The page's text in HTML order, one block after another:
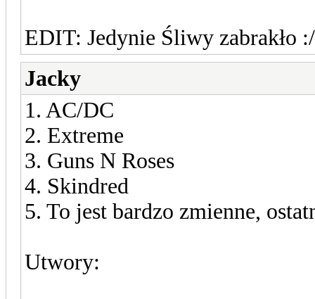
EDIT: Jedynie Śliwy zabrakło :/
Jacky
1. AC/DC
2. Extreme
3. Guns N Roses
4. Skindred
5. To jest bardzo zmienne,
Utwory: